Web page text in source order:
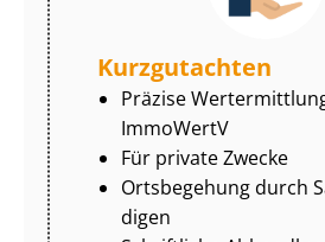
Kurzgutachten
Präzise
ImmoWertV
Für private Zwecke
Ortsbegehung durch
di­gen